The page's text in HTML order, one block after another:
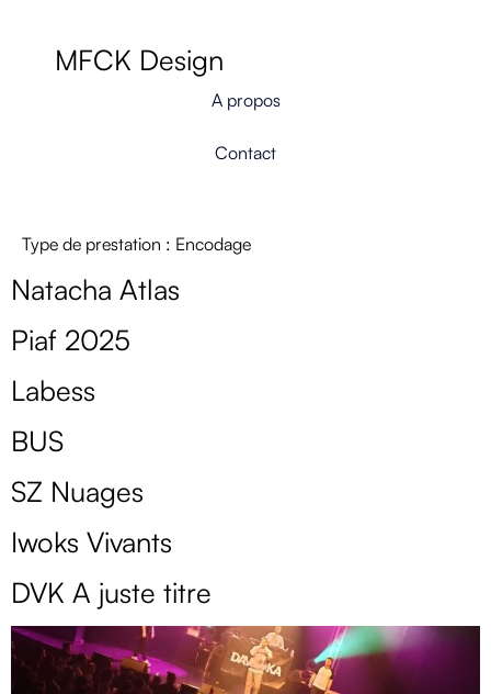
MFCK Design
A propos
Contact
Type de prestation : Encodage
Natacha Atlas
Piaf 2025
Labess
BUS
SZ Nuages
Iwoks Vivants
DVK A juste titre